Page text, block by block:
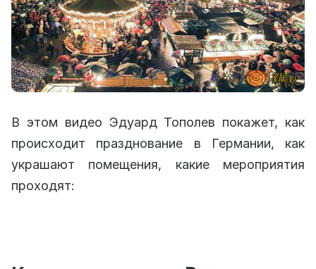
В этом видео Эдуард Тополев покажет, как
происходит празднование в Германии, как
украшают помещения, какие мероприятия
проходят: